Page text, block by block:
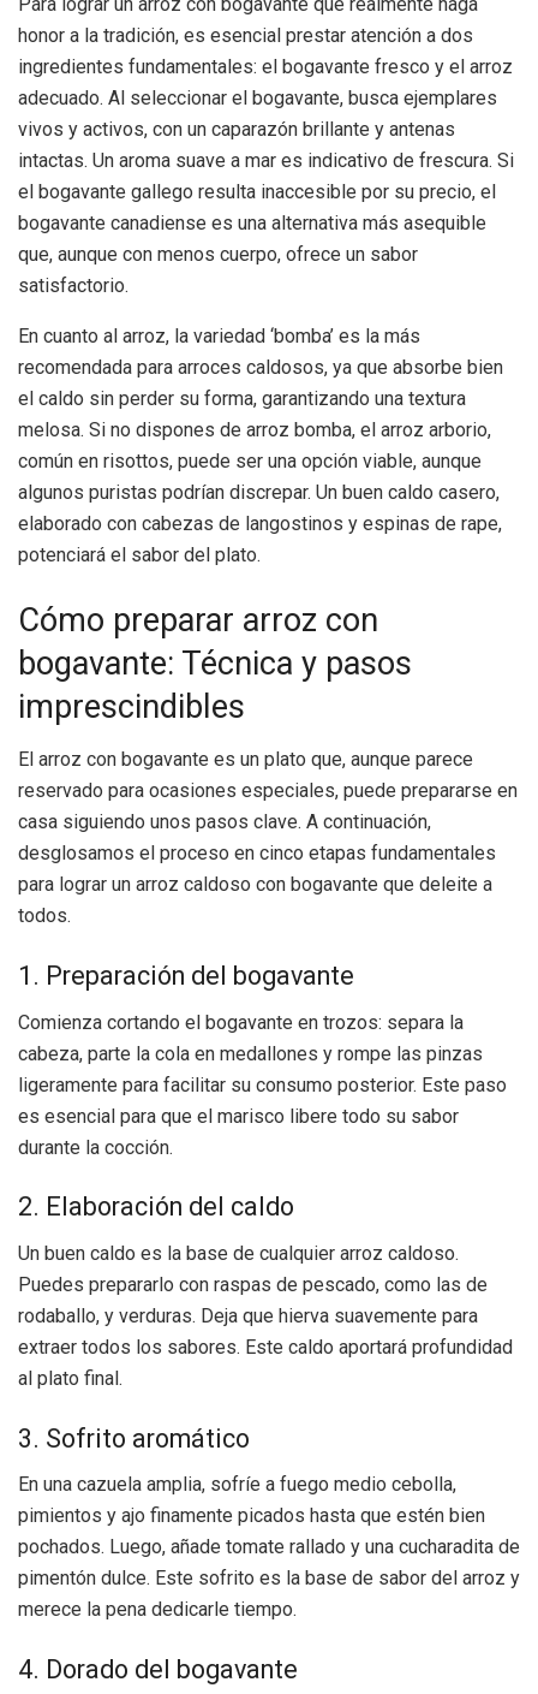
honor a la tradición, es esencial prestar atención a dos
ingredientes fundamentales: el bogavante fresco y el arroz
adecuado. Al seleccionar el bogavante, busca ejemplares
vivos y activos, con un caparazón brillante y antenas
intactas. Un aroma suave a mar es indicativo de frescura. Si
el bogavante gallego resulta inaccesible por su precio, el
bogavante canadiense es una alternativa más asequible
que, aunque con menos cuerpo, ofrece un sabor
satisfactorio.
En cuanto al arroz, la variedad ‘bomba’ es la más
recomendada para arroces caldosos, ya que absorbe bien
el caldo sin perder su forma, garantizando una textura
melosa. Si no dispones de arroz bomba, el arroz arborio,
común en risottos, puede ser una opción viable, aunque
algunos puristas podrían discrepar. Un buen caldo casero,
elaborado con cabezas de langostinos y espinas de rape,
potenciará el sabor del plato.
Cómo preparar arroz con
bogavante: Técnica y pasos
imprescindibles
El arroz con bogavante es un plato que, aunque parece
reservado para ocasiones especiales, puede prepararse en
casa siguiendo unos pasos clave. A continuación,
desglosamos el proceso en cinco etapas fundamentales
para lograr un arroz caldoso con bogavante que deleite a
todos.
1. Preparación del bogavante
Comienza cortando el bogavante en trozos: separa la
cabeza, parte la cola en medallones y rompe las pinzas
ligeramente para facilitar su consumo posterior. Este paso
es esencial para que el marisco libere todo su sabor
durante la cocción.
2. Elaboración del caldo
Un buen caldo es la base de cualquier arroz caldoso.
Puedes prepararlo con raspas de pescado, como las de
rodaballo, y verduras. Deja que hierva suavemente para
extraer todos los sabores. Este caldo aportará profundidad
al plato final.
3. Sofrito aromático
En una cazuela amplia, sofríe a fuego medio cebolla,
pimientos y ajo finamente picados hasta que estén bien
pochados. Luego, añade tomate rallado y una cucharadita de
pimentón dulce. Este sofrito es la base de sabor del arroz y
merece la pena dedicarle tiempo.
4. Dorado del bogavante